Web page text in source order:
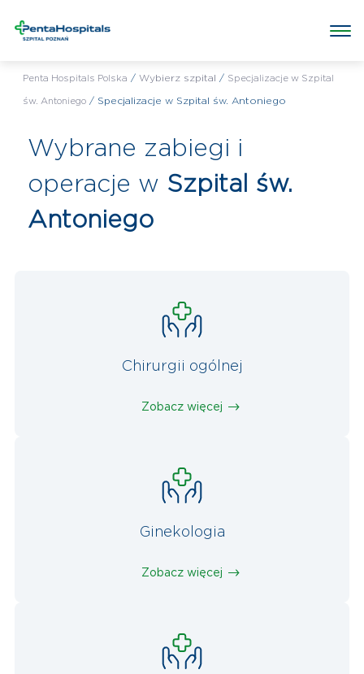
w przychodni e-
Penta Hospitals Polska / Wybierz szpital / Specjalizacje w Szpital
św. Antoniego/ Specjalizacje w Szpital św. Antoniego
Wybrane zabiegi i
operacje w Szpital św.
Antoniego
Chirurgii ogólnej
Zobacz więcej
Ginekologia
Zobacz więcej